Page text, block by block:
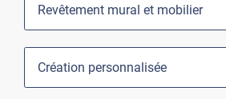
Revêtement mural et mobilier
Création personnalisée